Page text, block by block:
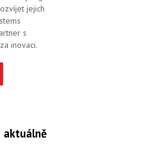
jejich
s
inovaci.
aktuálně